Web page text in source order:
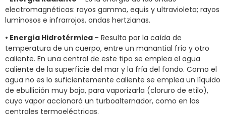
electromagnéticas: rayos gamma, equis y ultravioleta; rayos
luminosos e infrarrojos, ondas hertzianas.
• Energía Hidrotérmica – Resulta por la caída de
temperatura de un cuerpo, entre un manantial frío y otro
caliente. En una central de este tipo se emplea el agua
caliente de la superficie del mar y la fría del fondo. Como el
agua no es lo suficientemente caliente se emplea un líquido
de ebullición muy baja, para vaporizarla (cloruro de etilo),
cuyo vapor accionará un turboalternador, como en las
centrales termoeléctricas.